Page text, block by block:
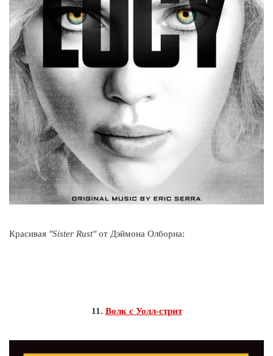
Красивая "Sister Rust"от Дэймона Олборна:
11. Волк с Уолл-стрит